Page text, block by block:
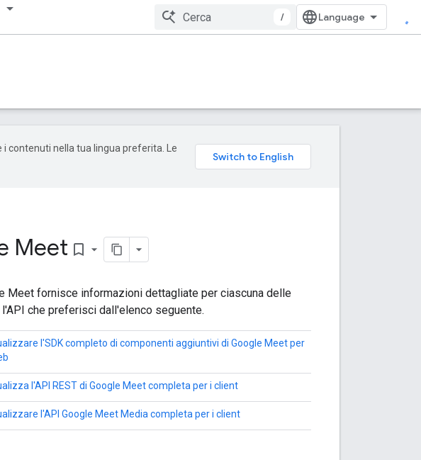
/
contenuti nella tua lingua preferita. Le
Meet bookmark_border
Meet fornisce informazioni dettagliate per ciascuna delle
che preferisci dall'elenco seguente.
l'SDK completo di componenti aggiuntivi di Google Meet per
l'API REST di Google Meet completa per i client
l'API Google Meet Media completa per i client